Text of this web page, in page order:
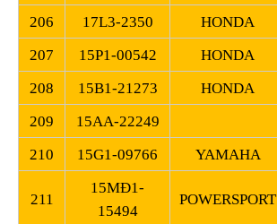
206
17L3-2350 HONDA
207
15P1-00542 HONDA
208
15B1-21273 HONDA
209
15AA-22249
210
15G1-09766 YAMAHA
211
15MĐ1-
15494
POWERSPORT